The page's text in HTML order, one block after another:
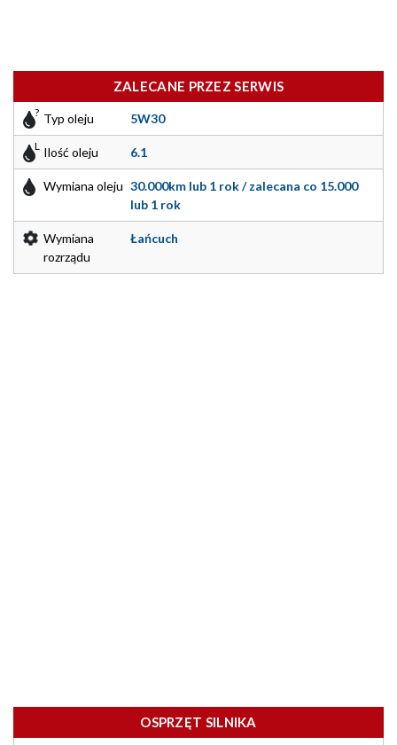
ZALECANE PRZEZ SERWIS
Typ oleju 5W30
Ilość oleju 6.1
Wymiana oleju 30.000km lub 1 rok / zalecana co 15.000
lub 1 rok
Wymiana
rozrządu
Łańcuch
OSPRZĘT SILNIKA